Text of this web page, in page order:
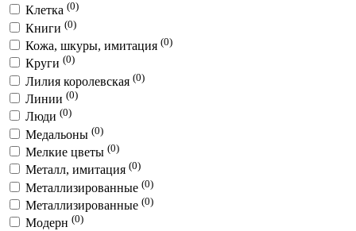
Клетка (0)
Книги (0)
Кожа, шкуры, имитация (0)
Круги (0)
Лилия королевская (0)
Линии (0)
Люди (0)
Медальоны (0)
Мелкие цветы (0)
Металл, имитация (0)
Металлизированные (0)
Металлизированные (0)
Модерн (0)